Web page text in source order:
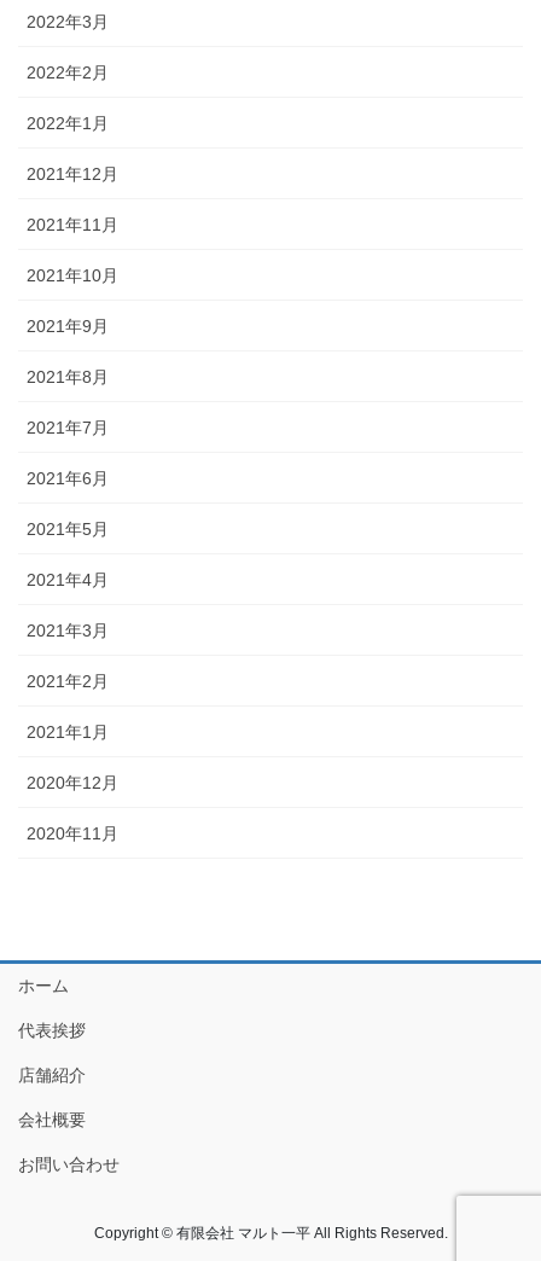
2022年3月
2022年2月
2022年1月
2021年12月
2021年11月
2021年10月
2021年9月
2021年8月
2021年7月
2021年6月
2021年5月
2021年4月
2021年3月
2021年2月
2021年1月
2020年12月
2020年11月
ホーム
代表挨拶
店舗紹介
会社概要
お問い合わせ
Copyright © 有限会社 マルト一平 All Rights Reserved.